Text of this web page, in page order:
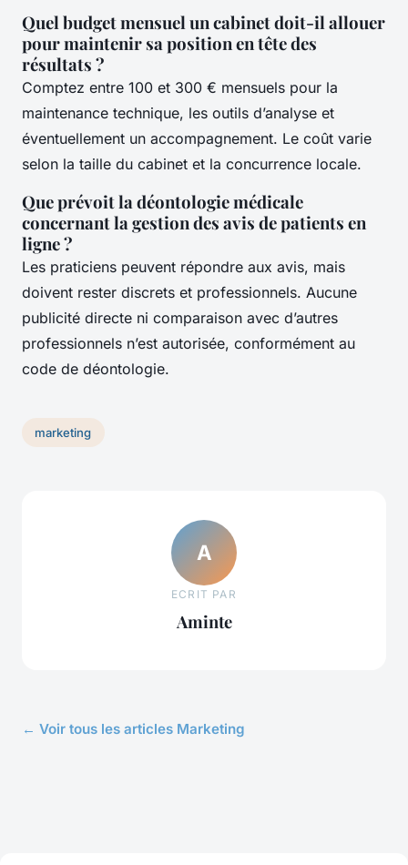
Quel budget mensuel un cabinet doit-il allouer
pour maintenir sa position en tête des
résultats ?
Comptez entre 100 et 300 € mensuels pour la
maintenance technique, les outils d’analyse et
éventuellement un accompagnement. Le coût varie
selon la taille du cabinet et la concurrence locale.
Que prévoit la déontologie médicale
concernant la gestion des avis de patients en
ligne ?
Les praticiens peuvent répondre aux avis, mais
doivent rester discrets et professionnels. Aucune
publicité directe ni comparaison avec d’autres
professionnels n’est autorisée, conformément au
code de déontologie.
marketing
A
ECRIT PAR
Aminte
← Voir tous les articles Marketing